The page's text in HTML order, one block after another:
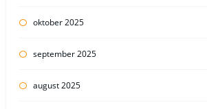
oktober 2025
september 2025
august 2025